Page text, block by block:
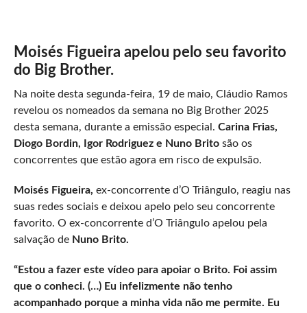
Moisés Figueira apelou pelo seu favorito
do Big Brother.
Na noite desta segunda-feira, 19 de maio, Cláudio Ramos
revelou os nomeados da semana no Big Brother 2025
desta semana, durante a emissão especial. Carina Frias,
Diogo Bordin, Igor Rodriguez e Nuno Britosão os
concorrentes que estão agora em risco de expulsão.
Moisés Figueira, ex-concorrente d’O Triângulo, reagiu nas
suas redes sociais e deixou apelo pelo seu concorrente
favorito. O ex-concorrente d’O Triângulo apelou pela
salvação de Nuno Brito.
“Estou a fazer este vídeo para apoiar o Brito. Foi assim
que o conheci. (…) Eu infelizmente não tenho
acompanhado porque a minha vida não me permite. Eu